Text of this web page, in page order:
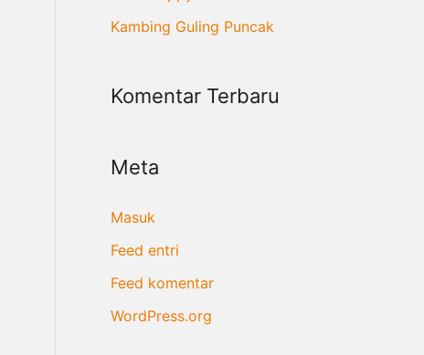
Kambing Guling Puncak
Komentar Terbaru
Meta
Masuk
Feed entri
Feed komentar
WordPress.org